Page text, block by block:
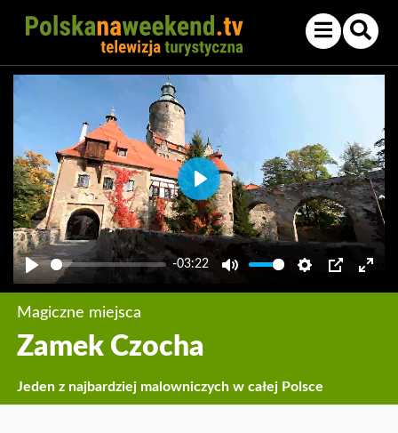
Play
-03:22
Play
Magiczne miejsca
Zamek Czocha
Jeden z najbardziej malowniczych w całej Polsce